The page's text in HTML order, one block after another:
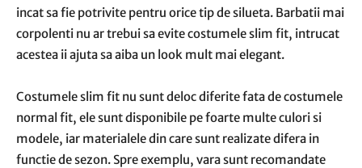
incat sa fie potrivite pentru orice tip de silueta. Barbatii mai
corpolenti nu ar trebui sa evite costumele slim fit, intrucat
acestea ii ajuta sa aiba un look mult mai elegant.
Costumele slim fit nu sunt deloc diferite fata de costumele
normal fit, ele sunt disponibile pe foarte multe culori si
modele, iar materialele din care sunt realizate difera in
functie de sezon. Spre exemplu, vara sunt recomandate